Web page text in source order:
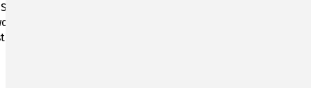
dass die Steuerabteilung (Hunde-,
und Donnerstag, 21. und 22. September wegen
kommen kann. Wir bitten